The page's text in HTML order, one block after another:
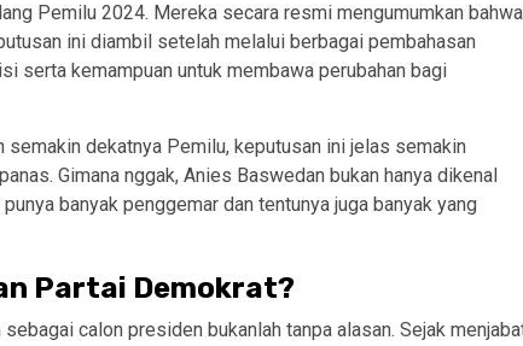
Pemilu 2024. Mereka secara resmi mengumumkan bahwa
ini diambil setelah melalui berbagai pembahasan
serta kemampuan untuk membawa perubahan bagi
semakin dekatnya Pemilu, keputusan ini jelas semakin
Gimana nggak, Anies Baswedan bukan hanya dikenal
banyak penggemar dan tentunya juga banyak yang
Partai Demokrat?
calon presiden bukanlah tanpa alasan. Sejak